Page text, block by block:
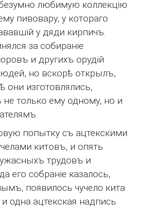
любимую коллекцію
пивовару, у котораго
у дяди кирпичъ.
за собираніе
и другихъ орудій
но вскорѣ открылъ,
они изготовлялись,
не только ему одному, но и
попытку съ ацтекскими
китовъ, и опять
трудовъ и
его собраніе казалось,
появилось чучело кита
одна ацтекская надпись